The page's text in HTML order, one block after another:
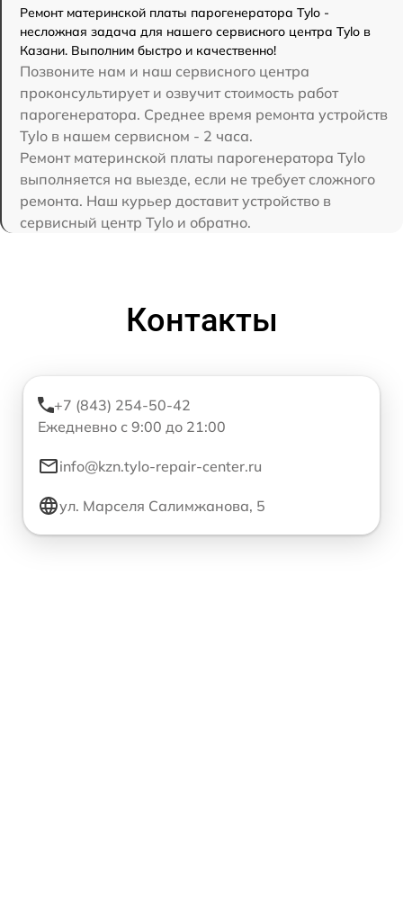
Ремонт материнской платы парогенератора Tylo -
несложная задача для нашего сервисного центра Tylo в
Казани. Выполним быстро и качественно!
Позвоните нам и наш сервисного центра
проконсультирует и озвучит стоимость работ
парогенератора. Среднее время ремонта устройств
Tylo в нашем сервисном - 2 часа.
Ремонт материнской платы парогенератора Tylo
выполняется на выезде, если не требует сложного
ремонта. Наш курьер доставит устройство в
сервисный центр Tylo и обратно.
Контакты
+7 (843) 254-50-42
Ежедневно с 9:00 до 21:00
info@kzn.tylo-repair-center.ru
ул. Марселя Салимжанова, 5